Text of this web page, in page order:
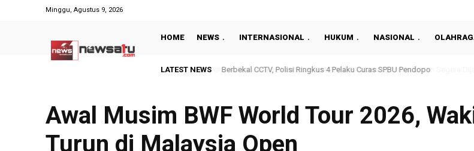
Minggu, Agustus 9, 2026
HOME NEWS INTERNASIONAL HUKUM NASIONAL
LATEST NEWS Berbekal CCTV, Polisi Ringkus 4 Pelaku Curas SPBU Pendopo
Awal Musim BWF World Tour 2026,
Turun di Malaysia Open